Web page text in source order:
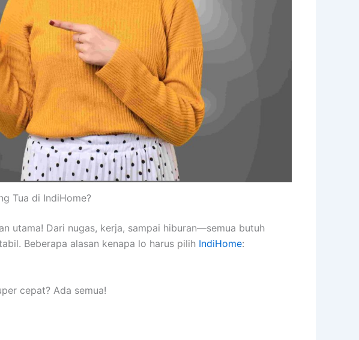
Tua di IndiHome?
utama! Dari nugas, kerja, sampai hiburan—semua butuh
Beberapa alasan kenapa lo harus pilih IndiHome:
cepat? Ada semua!